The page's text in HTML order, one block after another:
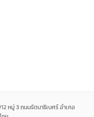
หมู่ 3 ถนนรัตนาธิเบศร์ อำเภอ